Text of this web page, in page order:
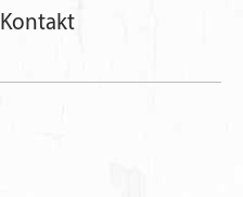
Kontakt